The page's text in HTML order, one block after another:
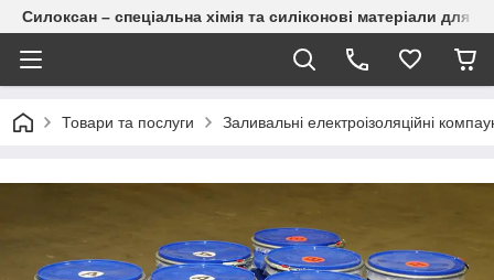
Силоксан – спеціальна хімія та силіконові матеріали для
Товари та послуги Заливальні електроізоляційні